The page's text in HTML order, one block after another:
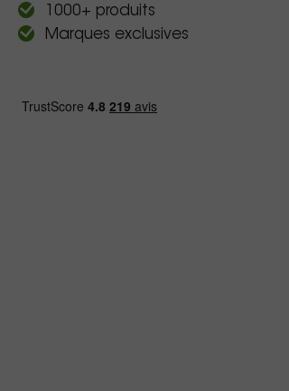
1000+ produits
Marques exclusives